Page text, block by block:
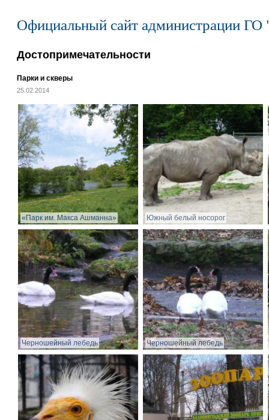
Официальный сайт администрации ГО
Достопримечательности
Парки и скверы
25.02.2014
«Парк им. Макса Ашманна» Южный белый носорог
Черношейный лебедь Черношейный лебедь